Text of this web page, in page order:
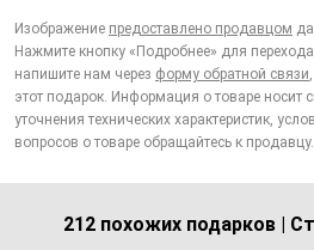
Изображение предоставлено продавцом
Нажмите кнопку «Подробнее» для
напишите нам через форму обратной связи
этот подарок. Информация о товаре носит
уточнения технических характеристик,
вопросов о товаре обращайтесь к продавцу.
212 похожих подарков |